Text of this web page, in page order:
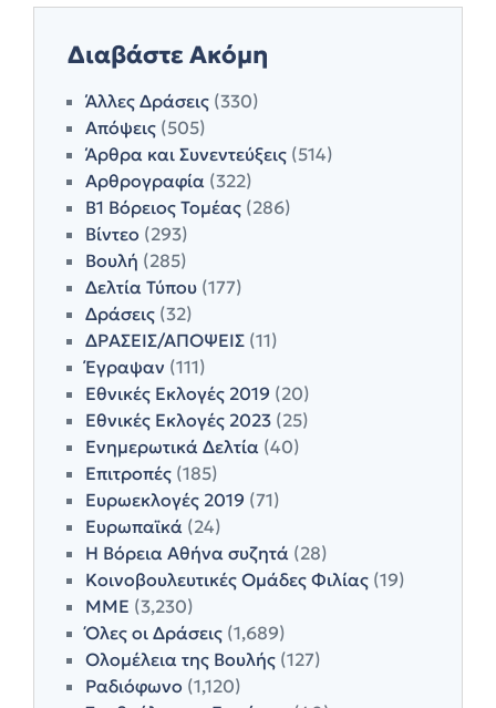
Διαβάστε Ακόμη
Άλλες Δράσεις (330)
Απόψεις (505)
Άρθρα και Συνεντεύξεις (514)
Αρθρογραφία (322)
Β1 Βόρειος Τομέας (286)
Βίντεο (293)
Βουλή (285)
Δελτία Τύπου (177)
Δράσεις (32)
ΔΡΑΣΕΙΣ/ΑΠΟΨΕΙΣ (11)
Έγραψαν (111)
Εθνικές Εκλογές 2019 (20)
Εθνικές Εκλογές 2023 (25)
Ενημερωτικά Δελτία (40)
Επιτροπές (185)
Ευρωεκλογές 2019 (71)
Ευρωπαϊκά (24)
Η Βόρεια Αθήνα συζητά (28)
Κοινοβουλευτικές Ομάδες Φιλίας (19)
ΜΜΕ (3,230)
Όλες οι Δράσεις (1,689)
Ολομέλεια της Βουλής (127)
Ραδιόφωνο (1,120)